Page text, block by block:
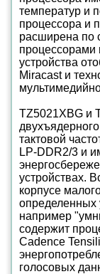
температур и
процессора и
расширена по
устройства
Miracast и
TZ5021XBG и
тактовой
LP-DDR2/3 и
устройствах.
корпусе
определенных
например
содержит
Cadence
голосовых